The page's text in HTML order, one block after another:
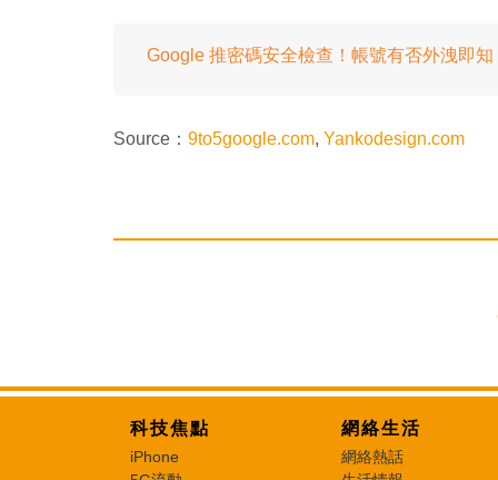
Google 推密碼安全檢查！帳號有否外洩即知
Source： 9to5google.com, Yankodesign.com
科技焦點
iPhone
網絡生活
網絡熱話